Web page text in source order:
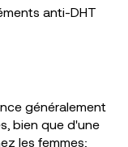
anti-DHT
généralement
bien que d'une
les femmes;